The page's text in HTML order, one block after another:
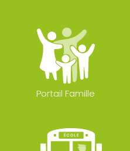
Portail Famille